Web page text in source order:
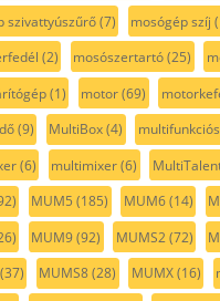
szivattyúszűrő(7) mosógép szíj
(2) mosószertartó(25)
(1) motor(69)
(9) MultiBox(4) multifunkciós
(6) multimixer(6)
MUM5 (185) MUM6(14)
MUM9(92) MUMS2(72)
MUMS8(28) MUMX(16)